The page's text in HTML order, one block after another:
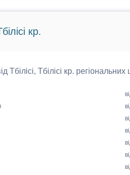
кр.
Тбілісі, Тбілісі кр.